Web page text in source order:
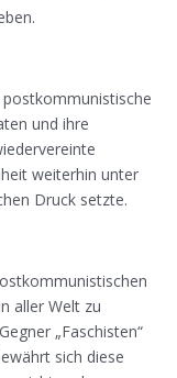
und ihre
weiterhin unter
Druck setzte.
aller Welt zu
„Faschisten“
sich diese